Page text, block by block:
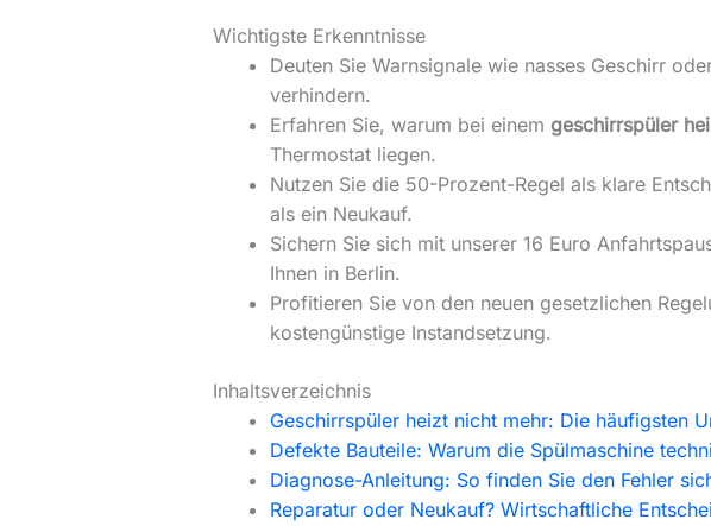
Wichtigste Erkenntnisse
Deuten Sie Warnsignale wie nasses Geschirr
verhindern.
Erfahren Sie, warum bei einem geschirrspüler
Thermostat liegen.
Nutzen Sie die 50-Prozent-Regel als klare
als ein Neukauf.
Sichern Sie sich mit unserer 16 Euro
Ihnen in Berlin.
Profitieren Sie von den neuen gesetzlichen
kostengünstige Instandsetzung.
Inhaltsverzeichnis
Geschirrspüler heizt nicht mehr: Die häufigsten
Defekte Bauteile: Warum die Spülmaschine
Diagnose-Anleitung: So finden Sie den Fehler
Reparatur oder Neukauf? Wirtschaftliche